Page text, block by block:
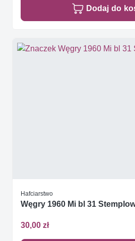
Dodaj do
Hafciarstwo
Węgry 1960 Mi bl 31
30,00 zł